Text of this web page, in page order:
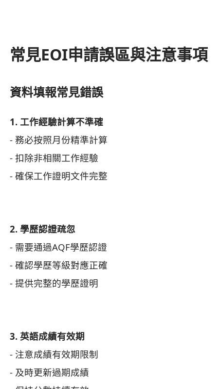
常見EOI申請誤區與注意事項
資料填報常見錯誤
1. 工作經驗計算不準確
- 務必按照月份精準計算
- 扣除非相關工作經驗
- 確保工作證明文件完整
2. 學歷認證疏忽
- 需要通過AQF學歷認證
- 確認學歷等級對應正確
- 提供完整的學歷證明
3. 英語成績有效期
- 注意成績有效期限制
- 及時更新過期成績